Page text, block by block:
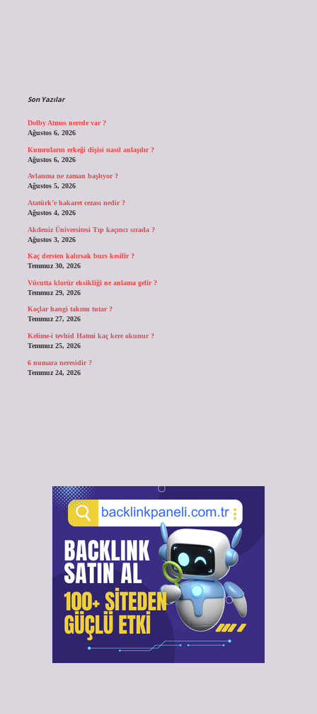
Son Yazılar
Dolby Atmos nerede var ?
Ağustos 6, 2026
Kumruların erkeği dişisi nasıl anlaşılır ?
Ağustos 6, 2026
Avlanma ne zaman başlıyor ?
Ağustos 5, 2026
Atatürk’e hakaret cezası nedir ?
Ağustos 4, 2026
Akdeniz Üniversitesi Tıp kaçıncı sırada ?
Ağustos 3, 2026
Kaç dersten kalırsak burs kesilir ?
Temmuz 30, 2026
Vücutta klorür eksikliği ne anlama gelir ?
Temmuz 29, 2026
Koçlar hangi takımı tutar ?
Temmuz 27, 2026
Kelime-i tevhid Hatmi kaç kere okunur ?
Temmuz 25, 2026
6 numara neresidir ?
Temmuz 24, 2026